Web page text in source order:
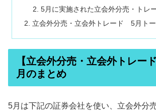
5月に実施された立会外分売・トレ
立会外分売・立会外トレード 5月ト
【立会外分売・立会外トレー
月のまとめ
5月は下記の証券会社を使い、立会外分